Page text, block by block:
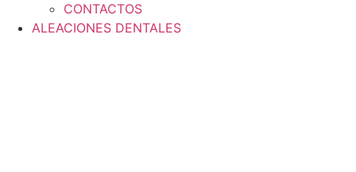
CONTACTOS
ALEACIONES DENTALES